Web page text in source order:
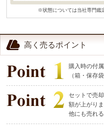
※状態については当社専門鑑
高く売るポイント
購入時の付
（箱・保存
セットで売
額が上がりま
他にも売れ